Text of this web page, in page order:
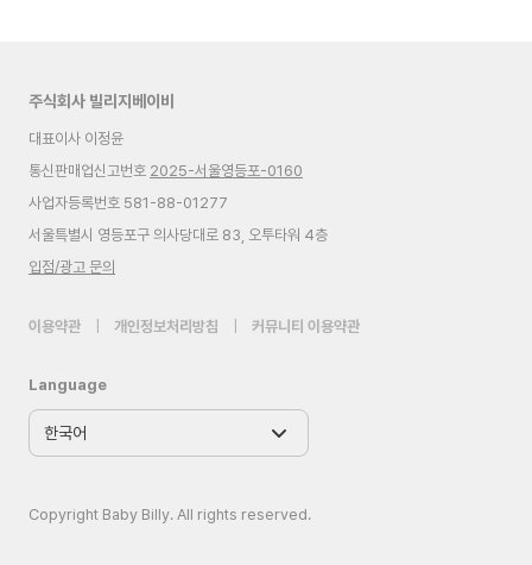
주식회사 빌리지베이비
대표이사 이정윤
통신판매업신고번호 2025-서울영등포-0160
사업자등록번호 581-88-01277
서울특별시 영등포구 의사당대로 83, 오투타워 4층
입점/광고 문의
이용약관 개인정보처리방침 커뮤니티 이용약관
Language
Copyright Baby Billy. All rights reserved.